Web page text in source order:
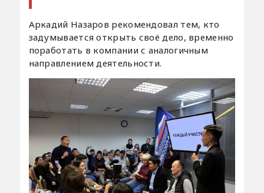
Аркадий Назаров рекомендовал тем, кто
задумывается открыть своё дело, временно
поработать в компании с аналогичным
направлением деятельности.